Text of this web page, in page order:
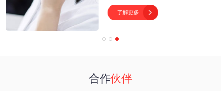
了解更多 
合作伙伴